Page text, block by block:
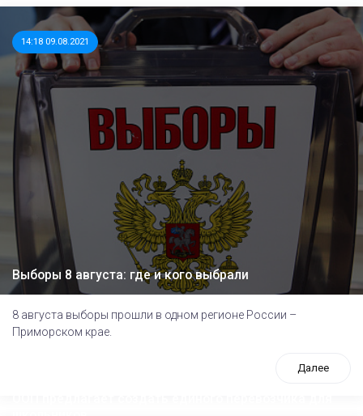
14:18 09.08.2021
Выборы 8 августа: где и кого выбрали
8 августа выборы прошли в одном регионе России –
Приморском крае.
Далее